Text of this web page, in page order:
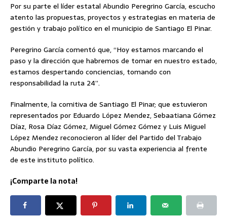
Por su parte el líder estatal Abundio Peregrino García, escucho
atento las propuestas, proyectos y estrategias en materia de
gestión y trabajo político en el municipio de Santiago El Pinar.
Peregrino García comentó que, “Hoy estamos marcando el
paso y la dirección que habremos de tomar en nuestro estado,
estamos despertando conciencias, tomando con
responsabilidad la ruta 24”.
Finalmente, la comitiva de Santiago El Pinar; que estuvieron
representados por Eduardo López Mendez, Sebaatiana Gómez
Díaz, Rosa Díaz Gómez, Miguel Gómez Gómez y Luis Miguel
López Mendez reconocieron al líder del Partido del Trabajo
Abundio Peregrino García, por su vasta experiencia al frente
de este instituto político.
¡Comparte la nota!